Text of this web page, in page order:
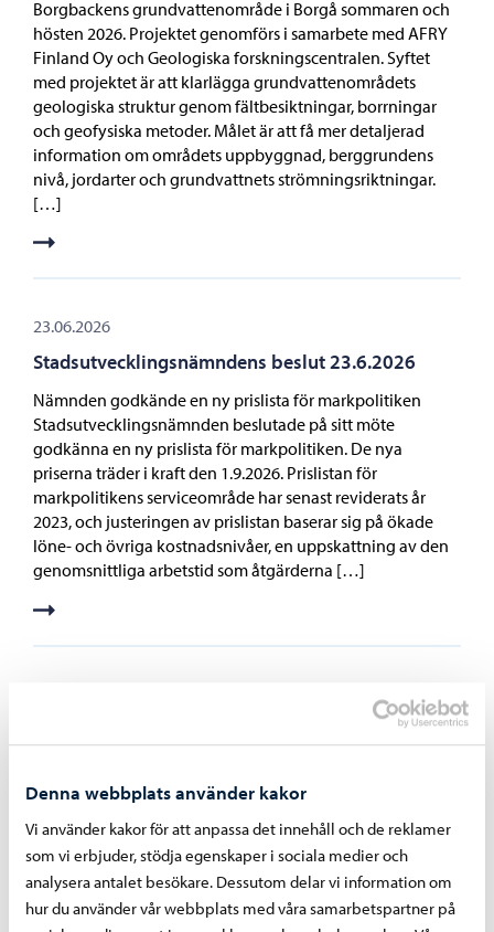
Denna webbplats använder kakor
Vi använder kakor för att anpassa det innehåll och de reklamer
som vi erbjuder, stödja egenskaper i sociala medier och
analysera antalet besökare. Dessutom delar vi information om
hur du använder vår webbplats med våra samarbetspartner på
Borgbackens grundvattenområde i Borgå sommaren och
hösten 2026. Projektet genomförs i samarbete med AFRY
Finland Oy och Geologiska forskningscentralen. Syftet
med projektet är att klarlägga grundvattenområdets
geologiska struktur genom fältbesiktningar, borrningar
och geofysiska metoder. Målet är att få mer detaljerad
information om områdets uppbyggnad, berggrundens
nivå, jordarter och grundvattnets strömningsriktningar.
[…]
23.06.2026
Stadsutvecklingsnämndens beslut 23.6.2026
Nämnden godkände en ny prislista för markpolitiken
Stadsutvecklingsnämnden beslutade på sitt möte
godkänna en ny prislista för markpolitiken. De nya
priserna träder i kraft den 1.9.2026. Prislistan för
markpolitikens serviceområde har senast reviderats år
2023, och justeringen av prislistan baserar sig på ökade
löne- och övriga kostnadsnivåer, en uppskattning av den
genomsnittliga arbetstid som åtgärderna […]
22.6.2026
Projektplan för projektet för grundläggande förbättring
tillsynsnämnden beslutade att anteckna projektplanen för
projektet för en grundläggande förbättring av fastighets-
och byggnadsuppgifterna för kännedom.I samband med
budgeten för 2026 beslutade Borgå stad att inleda ett